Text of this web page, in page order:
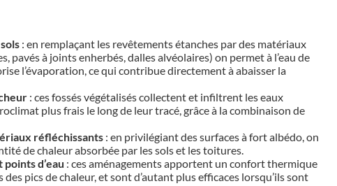
: en remplaçant les revêtements étanches par des matériaux
pavés à joints enherbés, dalles alvéolaires) on permet à l’eau de
l’évaporation, ce qui contribue directement à abaisser la
: ces fossés végétalisés collectent et infiltrent les eaux
plus frais le long de leur tracé, grâce à la combinaison de
réfléchissants : en privilégiant des surfaces à fort albédo, on
de chaleur absorbée par les sols et les toitures.
d’eau : ces aménagements apportent un confort thermique
pics de chaleur, et sont d’autant plus efficaces lorsqu’ils sont